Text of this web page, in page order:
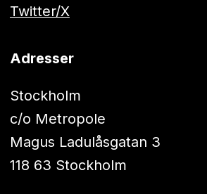
Twitter/X
Adresser
Stockholm
c/o Metropole
Magus Ladulåsgatan 3
118 63 Stockholm